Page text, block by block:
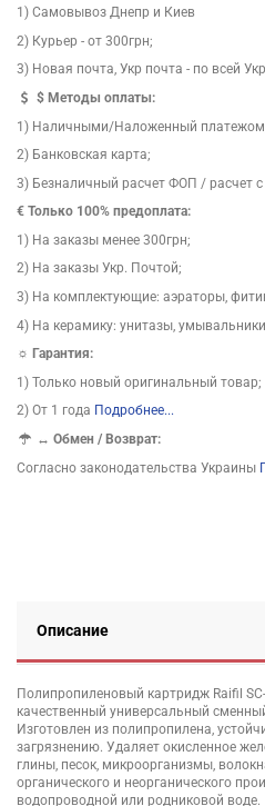
1) Самовывоз Днепр и Киев
2) Курьер - от 300грн;
3) Новая почта, Укр почта - по всей
$ Методы оплаты:
1) Наличными/Наложенный
2) Банковская карта;
3) Безналичный расчет ФОП / расчет
€ Только 100% предоплата:
1) На заказы менее 300грн;
2) На заказы Укр. Почтой;
3) На комплектующие: аэраторы,
4) На керамику: унитазы,
☼ Гарантия:
1) Только новый оригинальный товар;
2) От 1 года Подробнее...
↔Обмен / Возврат:
Согласно законодательства Украины
Описание
Полипропиленовый картридж Raifil
качественный универсальный
Изготовлен из полипропилена,
загрязнению. Удаляет окисленное
глины, песок, микроорганизмы,
органического и неорганического
водопроводной или родниковой воде.